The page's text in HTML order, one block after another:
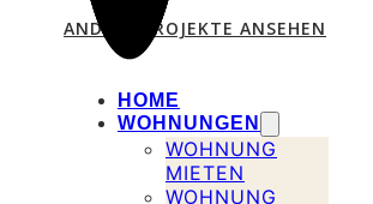
HOME
WOHNUNGEN
WOHNUNG
MIETEN
WOHNUNG
ANDERE PROJEKTE ANSEHEN